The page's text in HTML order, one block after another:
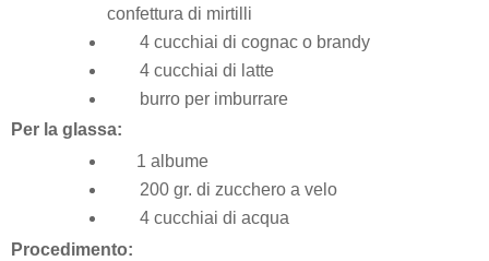
confettura di mirtilli
4 cucchiai di cognac o brandy
4 cucchiai di latte
burro per imburrare
Per la glassa:
1 albume
200 gr. di zucchero a velo
4 cucchiai di acqua
Procedimento: